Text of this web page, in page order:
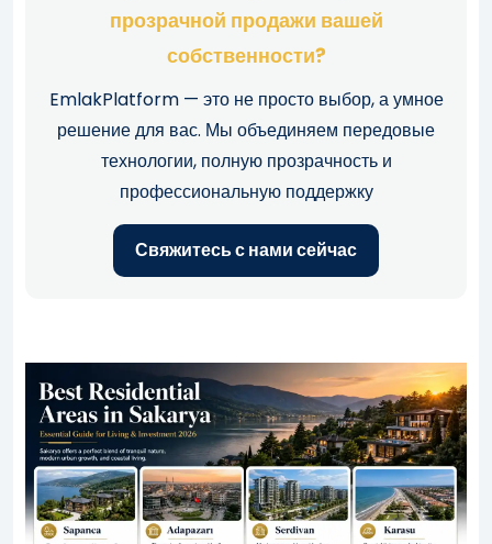
прозрачной продажи вашей
собственности?
EmlakPlatform — это не просто выбор, а умное
решение для вас. Мы объединяем передовые
технологии, полную прозрачность и
профессиональную поддержку
Свяжитесь с нами сейчас